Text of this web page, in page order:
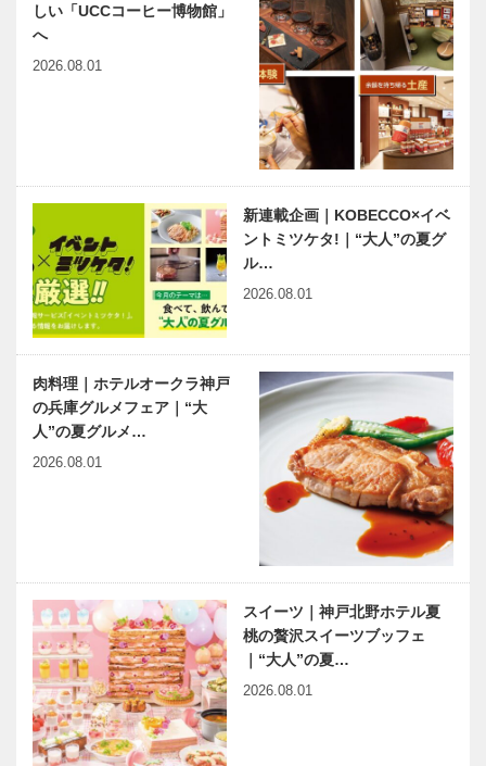
しい「UCCコーヒー博物館」
へ
2026.08.01
新連載企画｜KOBECCO×イベ
ントミツケタ!｜“大人”の夏グ
ル…
2026.08.01
肉料理｜ホテルオークラ神戸
の兵庫グルメフェア｜“大
人”の夏グルメ…
2026.08.01
スイーツ｜神戸北野ホテル夏
桃の贅沢スイーツブッフェ
｜“大人”の夏…
2026.08.01